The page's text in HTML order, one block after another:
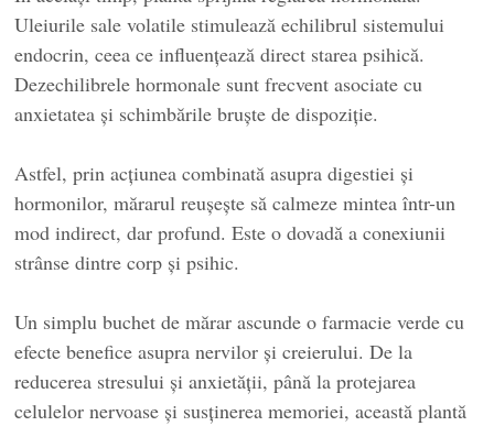
Uleiurile sale volatile stimulează echilibrul sistemului
endocrin, ceea ce influențează direct starea psihică.
Dezechilibrele hormonale sunt frecvent asociate cu
anxietatea și schimbările bruște de dispoziție.
Astfel, prin acțiunea combinată asupra digestiei și
hormonilor, mărarul reușește să calmeze mintea într-un
mod indirect, dar profund. Este o dovadă a conexiunii
strânse dintre corp și psihic.
Un simplu buchet de mărar ascunde o farmacie verde cu
efecte benefice asupra nervilor și creierului. De la
reducerea stresului și anxietății, până la protejarea
celulelor nervoase și susținerea memoriei, această plantă